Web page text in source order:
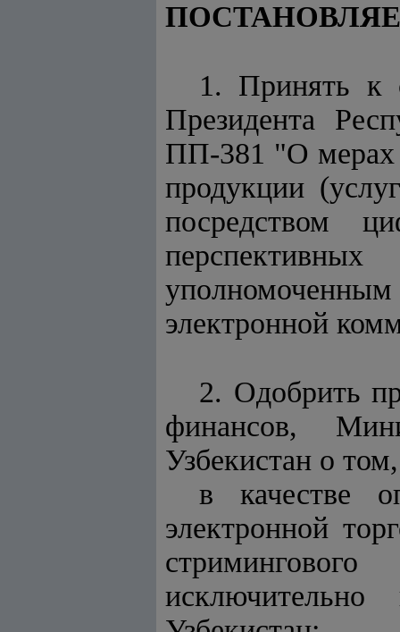
1. Принять к
Президента
ПП-381 "О мерах
продукции
посредством
электронной
2. Одобрить
финансов,
Узбекистан о
в качестве
электронной